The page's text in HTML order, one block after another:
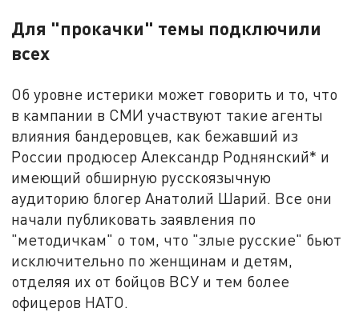
Для "прокачки" темы подключили
всех
Об уровне истерики может говорить и то, что
в кампании в СМИ участвуют такие агенты
влияния бандеровцев, как бежавший из
России продюсер Александр Роднянский* и
имеющий обширную русскоязычную
аудиторию блогер Анатолий Шарий. Все они
начали публиковать заявления по
"методичкам" о том, что "злые русские" бьют
исключительно по женщинам и детям,
отделяя их от бойцов ВСУ и тем более
офицеров НАТО.